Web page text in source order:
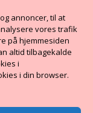
annoncer, til at
vores trafik
på hjemmesiden
altid tilbagekalde
i
i din browser.